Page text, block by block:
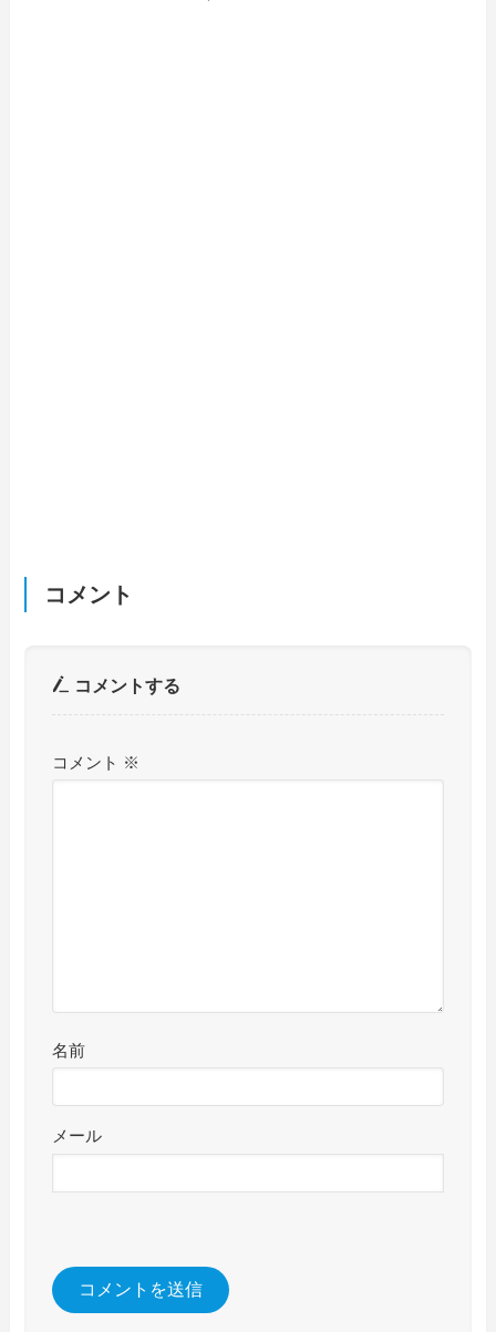
コメント
コメントする
コメント ※
名前
メール